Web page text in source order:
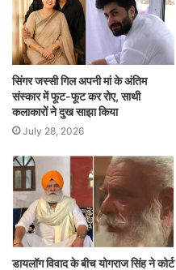
सिंगर जस्सी गिल अपनी मां के अंतिम
संस्कार में फूट-फूट कर रोए, साथी
कलाकारों ने दुख साझा किया
July 28, 2026
डायलॉग विवाद के बीच योगराज सिंह ने कोर्ट